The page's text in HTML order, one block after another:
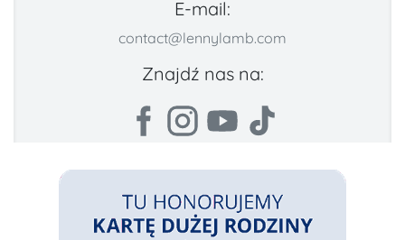
E-mail:
contact@lennylamb.com
Znajdź nas na: